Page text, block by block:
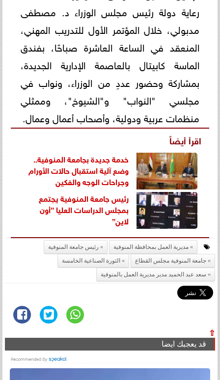
رعاية دولة رئيس مجلس الوزراء د. مصطفى
مدبولي، خلال المؤتمر الأول للتدريب المهني،
المنعقد في الساعة العاشرة صباحًا، بفندق
الماسة كابيتال بالعاصمة الإدارية الجديدة،
بمشاركة وحضور عددِ من الوزراء، ونواب في
مجلسي "النواب" و"الشيوخ"، وممثلي
منظمات عربية ودولية، وأصحاب أعمال وعمال.
اقرأ أيضاً
خدمة جديدة بجامعة المنوفية..
وضع آلية استقبال حالات الأورام
وجراحات الوجه والفكين
رئيس جامعة المنوفية يجتمع
بمجلس الدراسات العليا ”أون
لاين”
مديرية العمل بمحافظة المنوفية
رئيس جامعة المنوفية
جامعة المنوفية مجلس القطاع
الثورة الصناعية الخامسة
سعد عبد الحميد مدير مديرية العمل بالمنوفية
⇧
قد يعجبك ايضا